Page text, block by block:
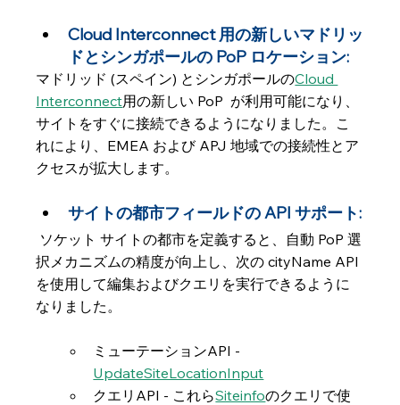
Cloud Interconnect 用の新しいマドリッ
ドとシンガポールの PoP ロケーション:
マドリッド (スペイン) とシンガポールのCloud
Interconnect用の新しい PoP  が利用可能になり、
サイトをすぐに接続できるようになりました。こ
れにより、EMEA および APJ 地域での接続性とア
クセスが拡大します。
サイトの都市フィールドの API サポート:
択メカニズムの精度が向上し、次の cityName API
を使用して編集およびクエリを実行できるように
なりました。
ミューテーションAPI -
UpdateSiteLocationInput
クエリAPI - これらSiteinfoのクエリで使